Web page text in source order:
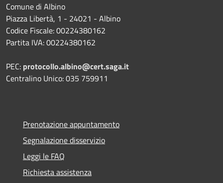
Comune di Albino
Piazza Libertà, 1 - 24021 - Albino
Codice Fiscale: 00224380162
Partita IVA: 00224380162
PEC: protocollo.albino@cert.saga.it
Centralino Unico: 035 759911
Prenotazione appuntamento
Segnalazione disservizio
Leggi le FAQ
Richiesta assistenza